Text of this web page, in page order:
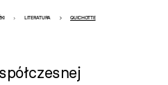
LITERATURA QUICHOTTE